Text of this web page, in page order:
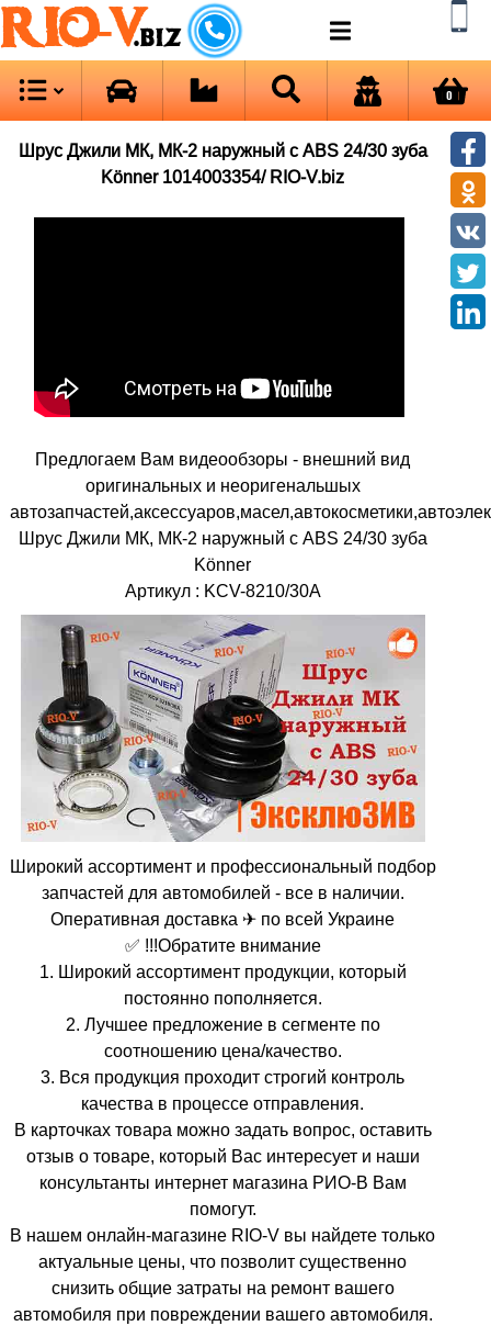
RIO-V.biz
0
Шрус Джили МК, МК-2 наружный с ABS 24/30 зуба
Könner 1014003354/ RIO-V.biz
Предлогаем Вам видеообзоры - внешний вид
оригинальных и неоригенальшых
Шрус Джили МК, МК-2 наружный с ABS 24/30 зуба
Könner
Артикул : KCV-8210/30A
Широкий ассортимент и профессиональный подбор
запчастей для автомобилей - все в наличии.
Оперативная доставка ✈ по всей Украине
✅ !!!Обратите внимание
1. Широкий ассортимент продукции, который
постоянно пополняется.
2. Лучшее предложение в сегменте по
соотношению цена/качество.
3. Вся продукция проходит строгий контроль
качества в процессе отправления.
В карточках товара можно задать вопрос, оставить
отзыв о товаре, который Вас интересует и наши
консультанты интернет магазина РИО-В Вам
помогут.
В нашем онлайн-магазине RIO-V вы найдете только
актуальные цены, что позволит существенно
снизить общие затраты на ремонт вашего
автомобиля при повреждении вашего автомобиля.